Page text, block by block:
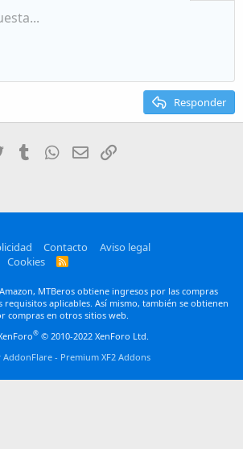
Lista desordenada
Arial
Trebuchet MS
Subrayado
2
horizontal line
SpoilerCódigo
BB
Guardar borrador
Responder
Twitter TumblrWhatsApp
Email
Contacto
Aviso legal
Cookies
R
MTBeros obtiene ingresos por las compras
requisitos aplicables. Así mismo, también se obtienen
compras en otros sitios web.
® © 2010-2022 XenForo Ltd.
AddonFlare - Premium XF2 Addons